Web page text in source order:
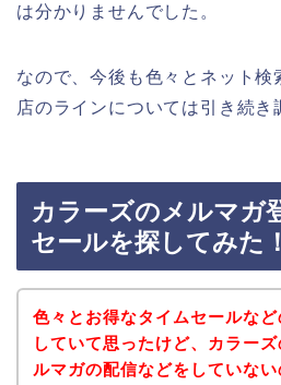
は分かりませんでした。
なので、今後も色々とネット検
店のラインについては引き続き
カラーズのメルマガ
セールを探してみた！
色々とお得なタイムセールな
していて思ったけど、カラーズ
ルマガの配信などをしていない